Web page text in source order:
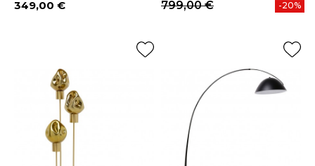
Prix
349,00 €
799,00 €
-20%